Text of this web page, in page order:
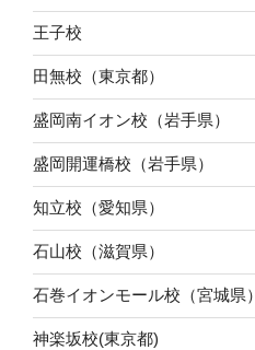
王子校
田無校（東京都）
盛岡南イオン校（岩手県）
盛岡開運橋校（岩手県）
知立校（愛知県）
石山校（滋賀県）
石巻イオンモール校（宮城県）
神楽坂校(東京都)